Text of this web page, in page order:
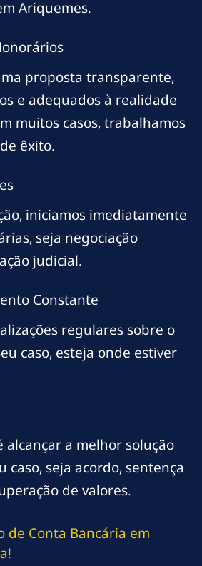
Ariquemes.
proposta transparente,
e adequados à realidade
muitos casos, trabalhamos
êxito.
iniciamos imediatamente
seja negociação
judicial.
Constante
regulares sobre o
caso, esteja onde estiver
alcançar a melhor solução
caso, seja acordo, sentença
de valores.
de Conta Bancária em